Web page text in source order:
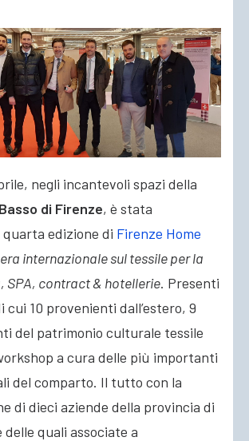
negli incantevoli spazi della
di Firenze, è stata
edizione di Firenze Home
internazionale sul tessile per la
SPA, contract & hotellerie. Presenti
cui 10 provenienti dall’estero, 9
del patrimonio culturale tessile
a cura delle più importanti
del comparto. Il tutto con la
di dieci aziende della provincia di
quali associate a